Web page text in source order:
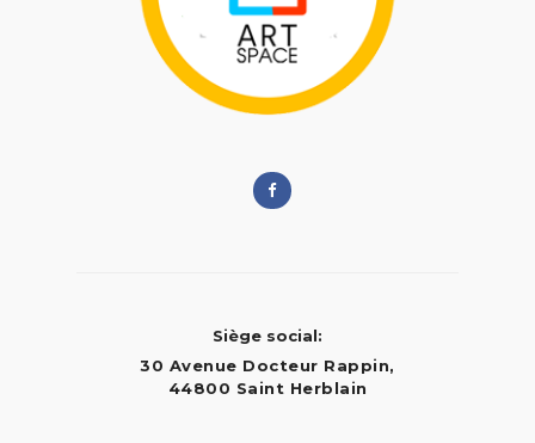
Siège social:
30 Avenue Docteur Rappin,
44800 Saint Herblain